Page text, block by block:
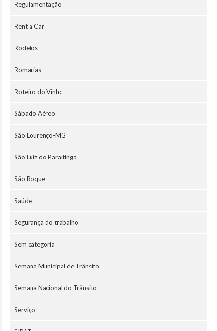
Regulamentação
Rent a Car
Rodeios
Romarias
Roteiro do Vinho
Sábado Aéreo
São Lourenço-MG
São Luiz do Paraitinga
São Roque
Saúde
Segurança do trabalho
Sem categoria
Semana Municipal de Trânsito
Semana Nacional do Trânsito
Serviço